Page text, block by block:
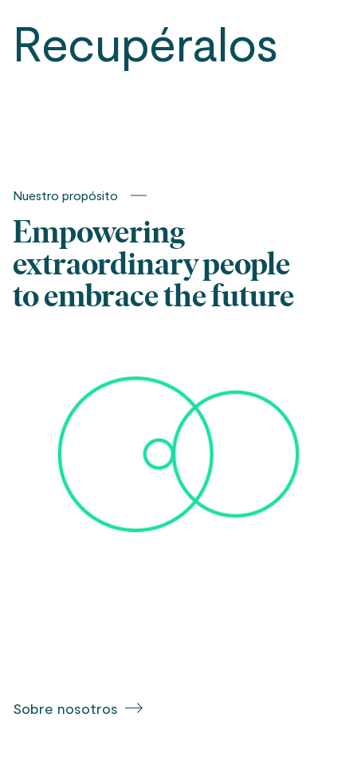
Recupéralos
conversación.
Nuestro propósito
Empowering
extraordinary people
to embrace the future
Sobre nosotros